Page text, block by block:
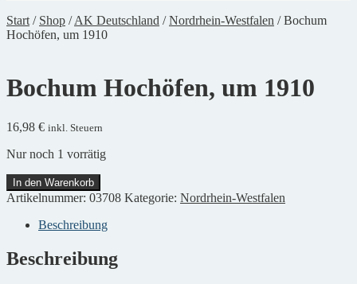
Start / Shop /AK Deutschland /Nordrhein-Westfalen /Bochum
Hochöfen, um 1910
Bochum Hochöfen, um 1910
16,98 € inkl. Steuern
Nur noch 1 vorrätig
Bochum
Hochöfen,
1910
In den Warenkorb
Artikelnummer: 03708 Kategorie: Nordrhein-Westfalen
Beschreibung
Beschreibung